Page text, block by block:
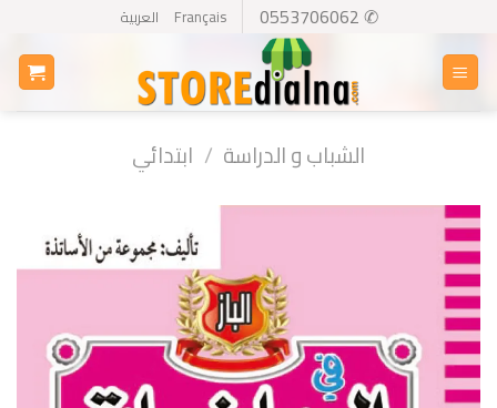
content
✆ 0553706062
Français العربية
الشباب و الدراسة / ابتدائي